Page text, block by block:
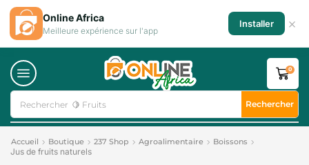
Rechercher 🍋 Fruits Rechercher
0
Accueil Boutique 237 Shop Agroalimentaire Boissons
Jus de fruits naturels
Online Africa
Meilleure expérience sur l'app
Installer ×